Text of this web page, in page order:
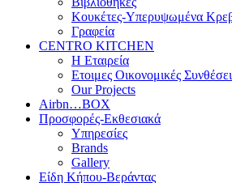
Κουκέτες-Υπερυψωμένα
Γραφεία
CENTRO KITCHEN
Η Εταιρεία
Ετοιμες Οικονομικές
Our Projects
Airbn…BOX
Προσφορές-Εκθεσιακά
Υπηρεσίες
Brands
Gallery
Είδη Κήπου-Βεράντας